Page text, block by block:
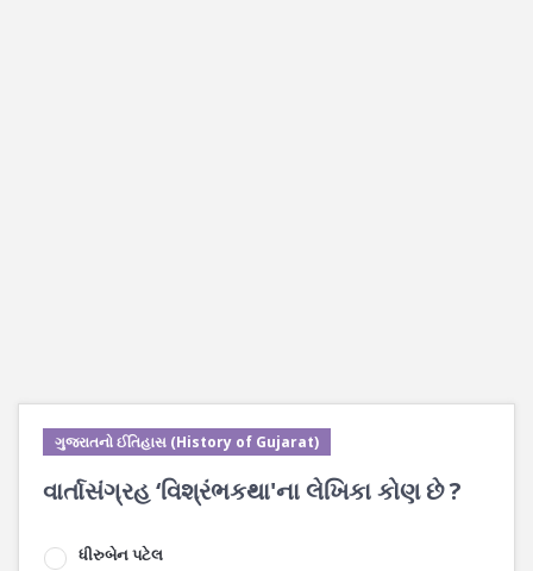
ગુજરાતનો ઈતિહાસ (History of Gujarat)
વાર્તાસંગ્રહ ‘વિશ્રંભકથા'ના લેખિકા કોણ છે ?
ધીરુબેન પટેલ